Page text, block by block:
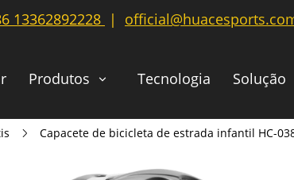
13362892228 |
Produtos Tecnologia Solução
Capacete de bicicleta de estrada infantil HC-